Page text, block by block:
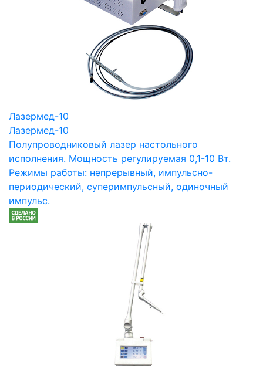
Лазермед-10
Лазермед-10
Полупроводниковый лазер настольного
исполнения. Мощность регулируемая 0,1-10 Вт.
Режимы работы: непрерывный, импульсно-
периодический, суперимпульсный, одиночный
импульс.